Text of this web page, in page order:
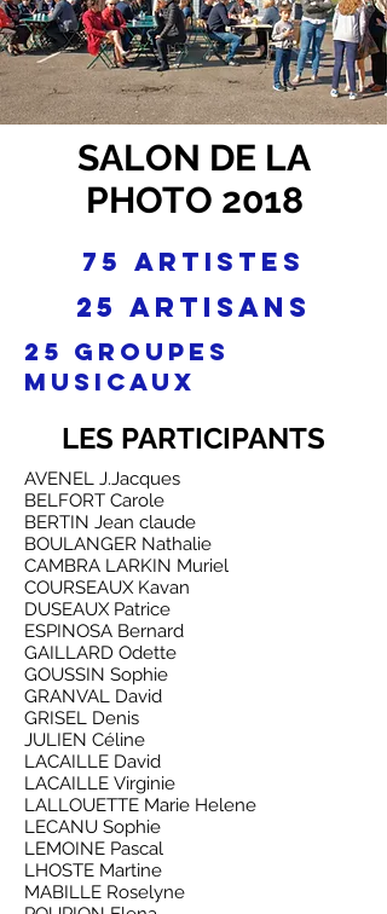
SALON DE LA
PHOTO 2018
75 ARTISTES
25 ARTISANS
25 groupes
musicaux
LES PARTICIPANTS
AVENEL J.Jacques
BELFORT Carole
BERTIN Jean claude
BOULANGER Nathalie
CAMBRA LARKIN Muriel
COURSEAUX Kavan
DUSEAUX Patrice
ESPINOSA Bernard
GAILLARD Odette
GOUSSIN Sophie
GRANVAL David
GRISEL Denis
JULIEN Céline
LACAILLE David
LACAILLE Virginie
LALLOUETTE Marie Helene
LECANU Sophie
LEMOINE Pascal
LHOSTE Martine
MABILLE Roselyne